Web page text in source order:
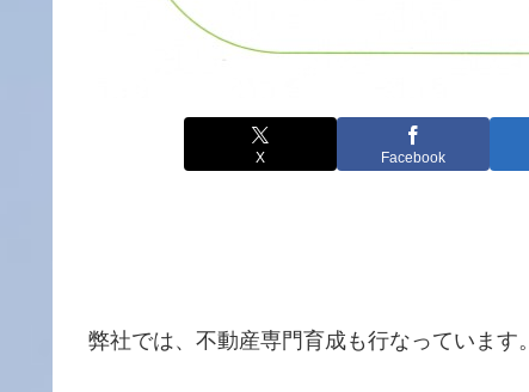
X Facebook
弊社では、不動産専門育成も行なっています。